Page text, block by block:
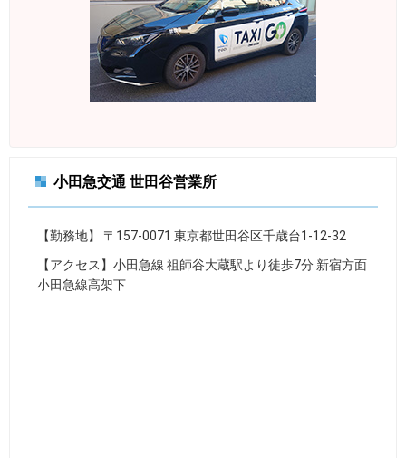
小田急交通 世田谷営業所
【勤務地】 〒157-0071 東京都世田谷区千歳台1-12-32
【アクセス】小田急線 祖師谷大蔵駅より徒歩7分 新宿方面
小田急線高架下